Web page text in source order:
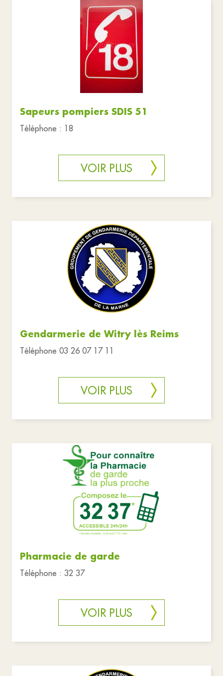
Sapeurs pompiers SDIS 51
Téléphone : 18
VOIR PLUS
Gendarmerie de Witry lès Reims
Téléphone 03 26 07 17 11
VOIR PLUS
Pharmacie de garde
Téléphone : 32 37
VOIR PLUS